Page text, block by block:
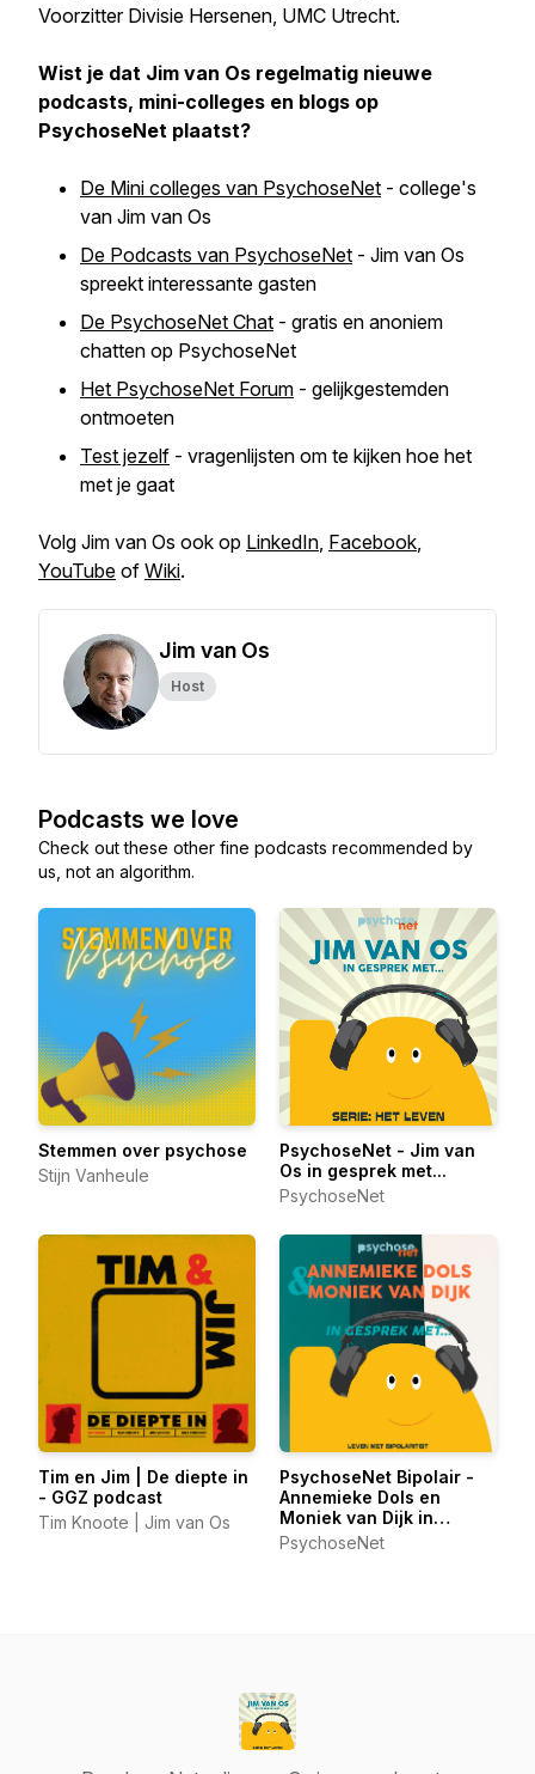
Voorzitter Divisie Hersenen, UMC Utrecht.
Wist je dat Jim van Os regelmatig nieuwe
podcasts, mini-colleges en blogs op
PsychoseNet plaatst?
De Mini colleges van PsychoseNet - college's
van Jim van Os
De Podcasts van PsychoseNet - Jim van Os
spreekt interessante gasten
De PsychoseNet Chat - gratis en anoniem
chatten op PsychoseNet
Het PsychoseNet Forum - gelijkgestemden
ontmoeten
Test jezelf - vragenlijsten om te kijken hoe het
met je gaat
Volg Jim van Os ook op LinkedIn, Facebook,
YouTube of Wiki.
Jim van Os
Host
Podcasts we love
Check out these other fine podcasts recommended by
us, not an algorithm.
Stemmen over psychose
Stijn Vanheule
PsychoseNet - Jim van
Os in gesprek met...
PsychoseNet
Tim en Jim | De diepte in
- GGZ podcast
Tim Knoote | Jim van Os
PsychoseNet Bipolair -
Annemieke Dols en
Moniek van Dijk in
gesprek met...
PsychoseNet